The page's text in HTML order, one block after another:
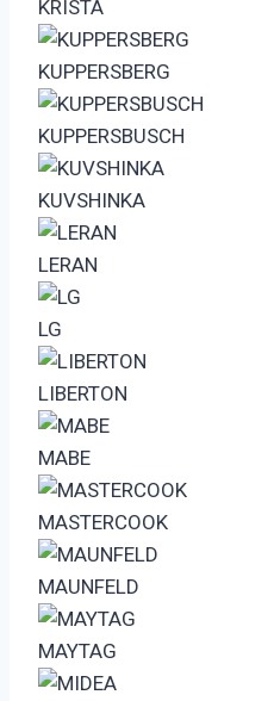
KRISTA
KUPPERSBERG
KUPPERSBUSCH
KUVSHINKA
LERAN
LG
LIBERTON
MABE
MASTERCOOK
MAUNFELD
MAYTAG